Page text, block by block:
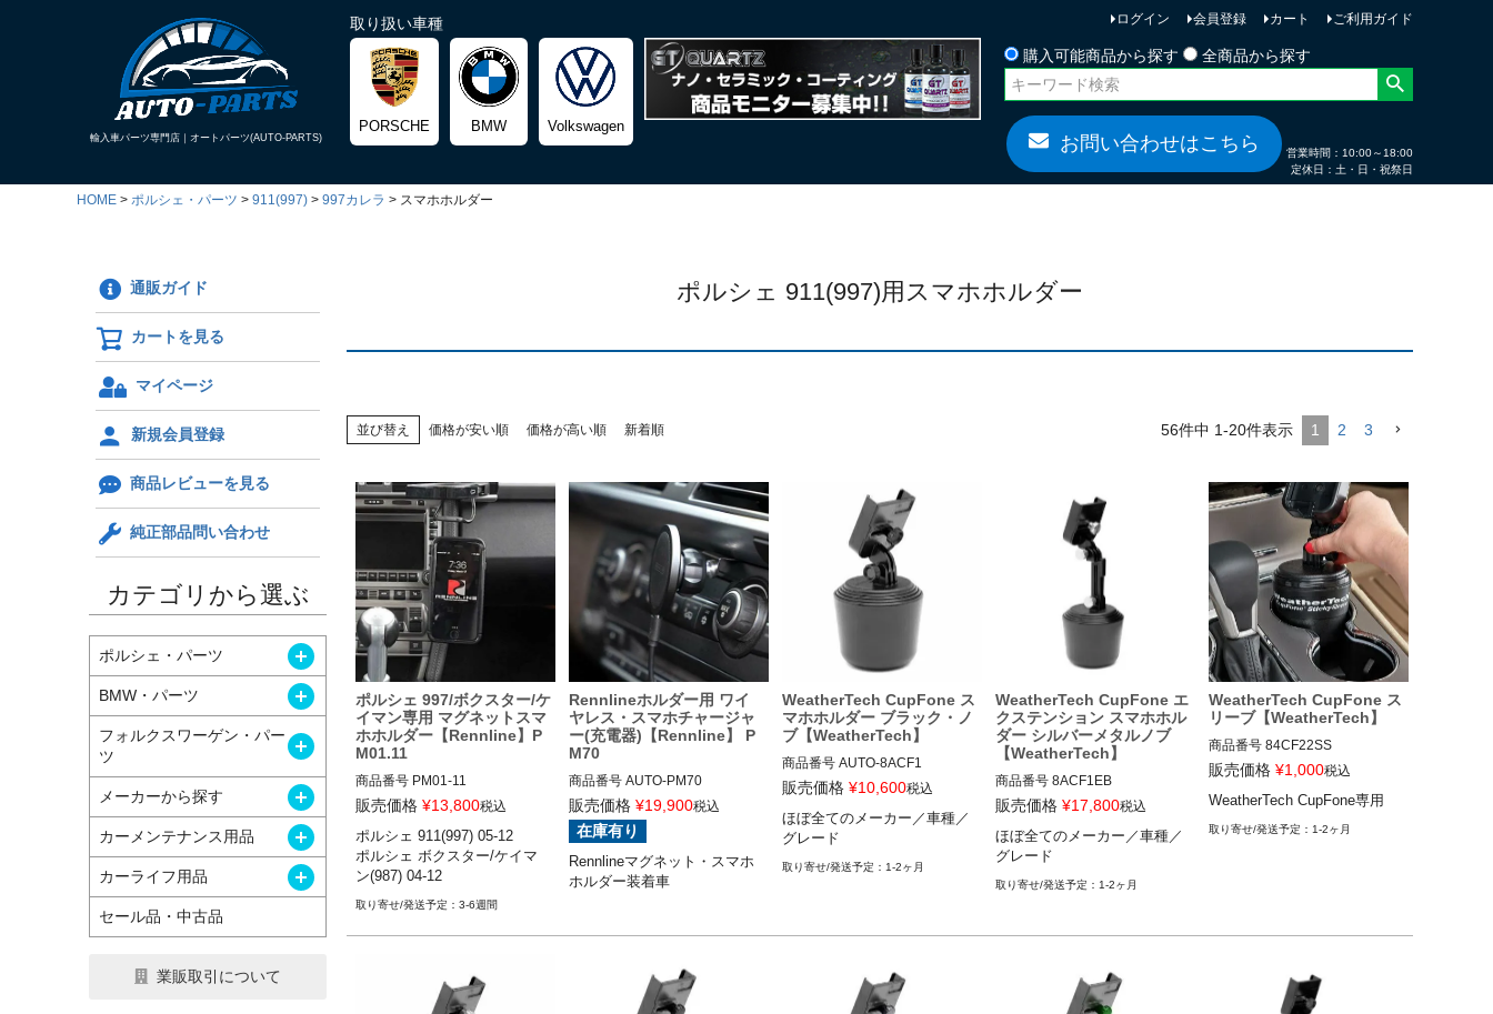
輸入車パーツ専門店｜オートパーツ(AUTO-PARTS)
取り扱い車種
PORSCHE BMW Volkswagen
ログイン 会員登録 カート
ご利用ガイド
購入可能商品から探す
全商品から探す
検索
お問い合わせはこちら
営業時間：10:00～18:00
定休日：土・日・祝祭日
HOME ポルシェ・パーツ 911(997) 997カレラ スマホホルダー
通販ガイド
カートを見る
マイページ
新規会員登録
商品レビューを見る
純正部品問い合わせ
カテゴリから選ぶ
ポルシェ・パーツ
BMW・パーツ
フォルクスワーゲン・パー
ツ
メーカーから探す
カーメンテナンス用品
カーライフ用品
セール品・中古品
業販取引について
ポルシェ 911(997)用スマホホルダー
並び替え 価格が安い順 価格が高い順 新着順 56件中 1-20件表示 1 2 3
ポルシェ 997/ボクスター/ケ
イマン専用 マグネットスマ
ホホルダー【Rennline】P
M01.11
商品番号 PM01-11
ポルシェ 997 05-12
ポルシェ 987ボクスター/ケイマ
ン 04-12
販売価格 ¥13,800税込
ポルシェ 911(997) 05-12
ポルシェ ボクスター/ケイマ
ン(987) 04-12
3-6週間
Rennlineホルダー用 ワイ
ヤレス・スマホチャージャ
ー(充電器)【Rennline】 P
M70
商品番号 AUTO-PM70
PM70
75
販売価格 ¥19,900税込
在庫有り
Rennlineマグネット・スマホ
ホルダー装着車
WeatherTech CupFone ス
マホホルダー ブラック・ノ
ブ【WeatherTech】
商品番号 AUTO-8ACF1
8ACF1
ほぼ全てのメーカー／車種／グ
レード
販売価格 ¥10,600税込
ほぼ全てのメーカー／車種／
グレード
1-2ヶ月
WeatherTech CupFone エ
クステンション スマホホル
ダー シルバーメタルノブ
【WeatherTech】
商品番号 8ACF1EB
8ACF1EB
ほぼ全てのメーカー／車種／グ
レード
販売価格 ¥17,800税込
ほぼ全てのメーカー／車種／
グレード
1-2ヶ月
WeatherTech CupFone ス
リーブ【WeatherTech】
商品番号 84CF22SS
84CF22SS
WeatherTech CupFone専用
販売価格 ¥1,000税込
WeatherTech CupFone専用
1-2ヶ月